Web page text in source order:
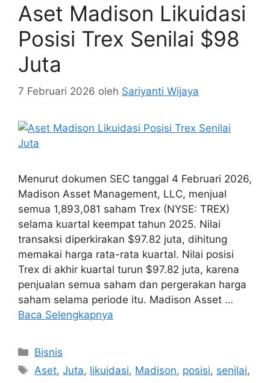
Aset Madison Likuidasi
Posisi Trex Senilai $98
Juta
7 Februari 2026 oleh Sariyanti Wijaya
Menurut dokumen SEC tanggal 4 Februari 2026,
Madison Asset Management, LLC, menjual
semua 1,893,081 saham Trex (NYSE: TREX)
selama kuartal keempat tahun 2025. Nilai
transaksi diperkirakan $97.82 juta, dihitung
memakai harga rata-rata kuartal. Nilai posisi
Trex di akhir kuartal turun $97.82 juta, karena
penjualan semua saham dan pergerakan harga
saham selama periode itu. Madison Asset …
Baca Selengkapnya
Kategori
Bisnis
Tag
Aset,Juta, likuidasi, Madison, posisi, senilai,